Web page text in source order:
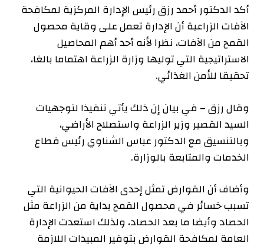
أكد الدكتور أحمد رزق رئيس الإدارة المركزية لمكافحة
الآفات الزراعية أن الإدارة تعمل على وقاية محصول
القمح من الآفات، نظرا لأنه أحد أهم المحاصيل
الاستراتيجية التي توليها وزارة الزراعة اهتماما بالغا،
تحقيقا للأمن الغذائي.
وقال رزق – في بيان إن ذلك يأتي تنفيذا لتوجهيات
السيد القصير وزير الزراعة واستصلاح الأراضي،
وبالتنسيق مع الدكتور عباس الشناوي رئيس قطاع
الخدمات والمتابعة بالوزارة.
وأضاف أن القوارض تمثل إحدى الآفات الحيوانية التي
تسبب خسائر في محصول القمح بداية من الزراعة مثل
الحصاد وأيضا ما بعد الحصاد، ولذلك استعدت الإدارة
العامة لمكافحة القوارض بتوفير المبيدات اللازمة